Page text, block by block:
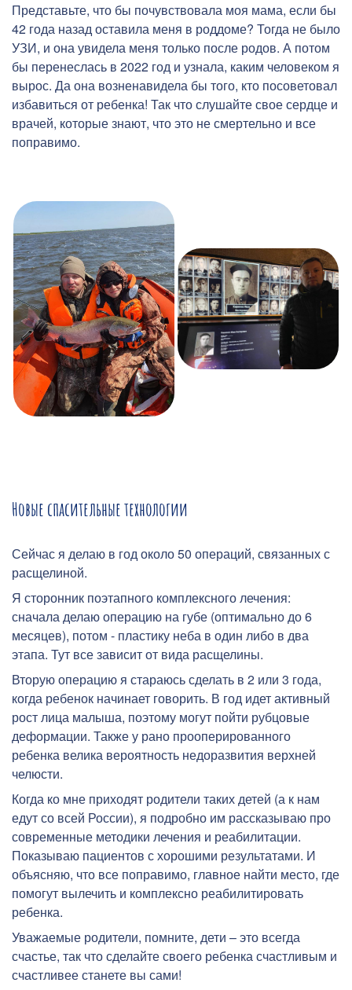
Представьте, что бы почувствовала моя мама, если бы
42 года назад оставила меня в роддоме? Тогда не было
УЗИ, и она увидела меня только после родов. А потом
бы перенеслась в 2022 год и узнала, каким человеком я
вырос. Да она возненавидела бы того, кто посоветовал
избавиться от ребенка! Так что слушайте свое сердце и
врачей, которые знают, что это не смертельно и все
поправимо.
Новые спасительные технологии
Сейчас я делаю в год около 50 операций, связанных с
расщелиной.
Я сторонник поэтапного комплексного лечения:
сначала делаю операцию на губе (оптимально до 6
месяцев), потом - пластику неба в один либо в два
этапа. Тут все зависит от вида расщелины.
Вторую операцию я стараюсь сделать в 2 или 3 года,
когда ребенок начинает говорить. В год идет активный
рост лица малыша, поэтому могут пойти рубцовые
деформации. Также у рано прооперированного
ребенка велика вероятность недоразвития верхней
челюсти.
Когда ко мне приходят родители таких детей (а к нам
едут со всей России), я подробно им рассказываю про
современные методики лечения и реабилитации.
Показываю пациентов с хорошими результатами. И
объясняю, что все поправимо, главное найти место, где
помогут вылечить и комплексно реабилитировать
ребенка.
Уважаемые родители, помните, дети – это всегда
счастье, так что сделайте своего ребенка счастливым и
счастливее станете вы сами!